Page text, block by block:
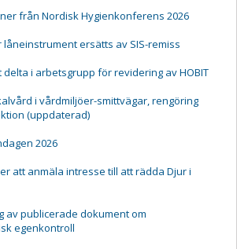
från Nordisk Hygienkonferens 2026
låneinstrument ersätts av SIS-remiss
i arbetsgrupp för revidering av HOBIT
i vårdmiljöer-smittvägar, rengöring
(uppdaterad)
2026
att anmäla intresse till att rädda Djur i
av publicerade dokument om
egenkontroll